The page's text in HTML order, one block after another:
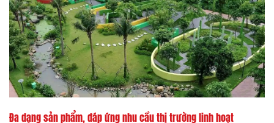
Đa dạng sản phẩm, đáp ứng nhu cầu thị trường linh hoạt